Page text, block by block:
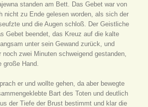
standen am Bett. Das Gebet war von
nicht zu Ende gelesen worden, als sich der
und die Augen schloß. Der Geistliche
Gebet beendet, das Kreuz auf die kalte
unter sein Gewand zurück, und
noch zwei Minuten schweigend gestanden,
große Hand.
er und wollte gehen, da aber bewegte
Bart des Toten und deutlich
der Tiefe der Brust bestimmt und klar die